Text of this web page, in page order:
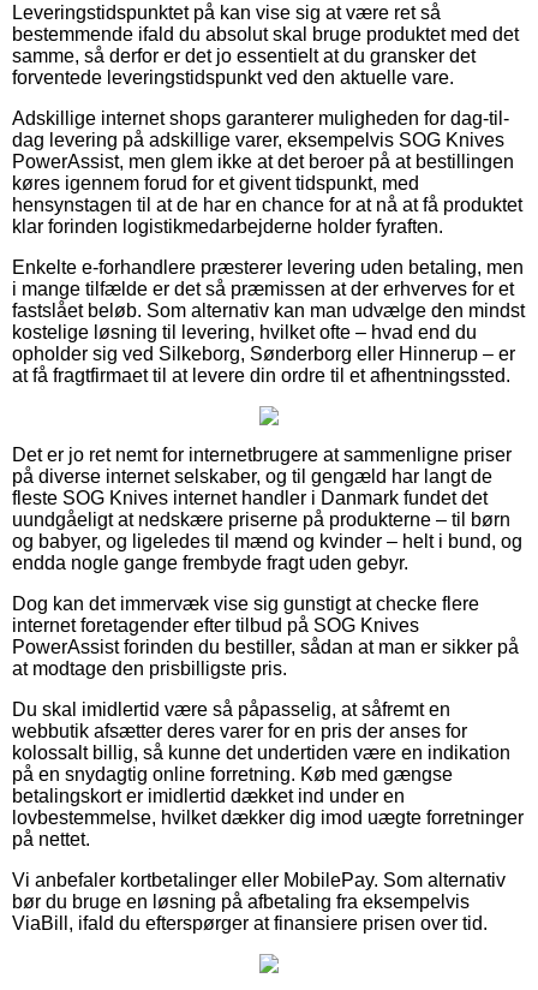
Leveringstidspunktet på kan vise sig at være ret så
bestemmende ifald du absolut skal bruge produktet med det
samme, så derfor er det jo essentielt at du gransker det
forventede leveringstidspunkt ved den aktuelle vare.
Adskillige internet shops garanterer muligheden for dag-til-
dag levering på adskillige varer, eksempelvis SOG Knives
PowerAssist, men glem ikke at det beroer på at bestillingen
køres igennem forud for et givent tidspunkt, med
hensynstagen til at de har en chance for at nå at få produktet
klar forinden logistikmedarbejderne holder fyraften.
Enkelte e-forhandlere præsterer levering uden betaling, men
i mange tilfælde er det så præmissen at der erhverves for et
fastslået beløb. Som alternativ kan man udvælge den mindst
kostelige løsning til levering, hvilket ofte – hvad end du
opholder sig ved Silkeborg, Sønderborg eller Hinnerup – er
at få fragtfirmaet til at levere din ordre til et afhentningssted.
Det er jo ret nemt for internetbrugere at sammenligne priser
på diverse internet selskaber, og til gengæld har langt de
fleste SOG Knives internet handler i Danmark fundet det
uundgåeligt at nedskære priserne på produkterne – til børn
og babyer, og ligeledes til mænd og kvinder – helt i bund, og
endda nogle gange frembyde fragt uden gebyr.
Dog kan det immervæk vise sig gunstigt at checke flere
internet foretagender efter tilbud på SOG Knives
PowerAssist forinden du bestiller, sådan at man er sikker på
at modtage den prisbilligste pris.
Du skal imidlertid være så påpasselig, at såfremt en
webbutik afsætter deres varer for en pris der anses for
kolossalt billig, så kunne det undertiden være en indikation
på en snydagtig online forretning. Køb med gængse
betalingskort er imidlertid dækket ind under en
lovbestemmelse, hvilket dækker dig imod uægte forretninger
på nettet.
Vi anbefaler kortbetalinger eller MobilePay. Som alternativ
bør du bruge en løsning på afbetaling fra eksempelvis
ViaBill, ifald du efterspørger at finansiere prisen over tid.